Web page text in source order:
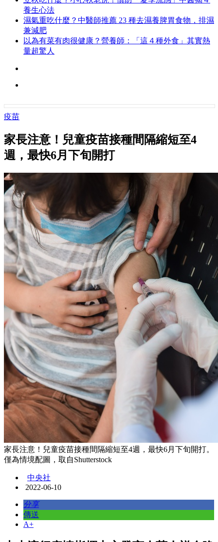
養生心法
濕氣重吃什麼？中醫師推薦 23 種去濕養脾胃食物，排濕
兼減肥
以為有菜有肉很健康？營養師：「這４種外食」其實熱
量超驚人
疫苗
家長注意！兒童疫苗接種間隔縮短至4
週，最快6月下旬開打
家長注意！兒童疫苗接種間隔縮短至4週，最快6月下旬開打。
僅為情境配圖，取自Shutterstock
中央社
2022-06-10
分享
傳送
A+